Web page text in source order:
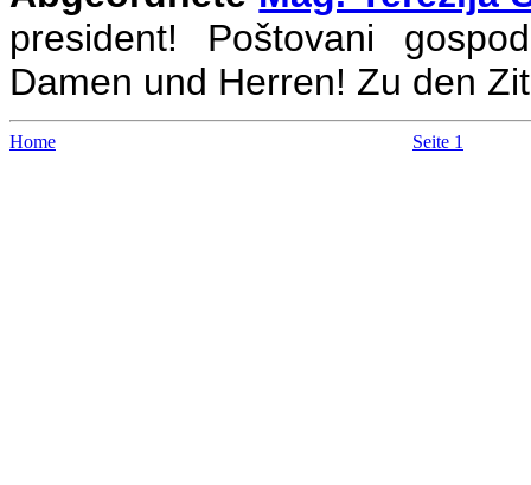
president! Poštovani
Damen und Herren! Zu den
Home Seite 1